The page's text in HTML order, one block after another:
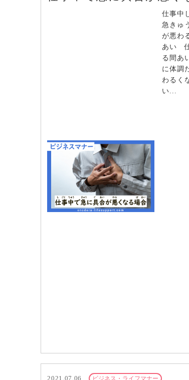
仕事中
急きゅ
が悪わ
あい
る間あ
に体調
わるく
い...
2021.07.06 ビジネス・ライフマナー